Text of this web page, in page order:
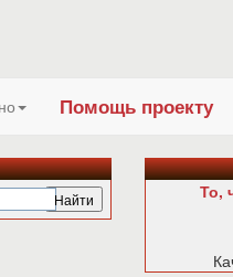
Помощь проекту
То,